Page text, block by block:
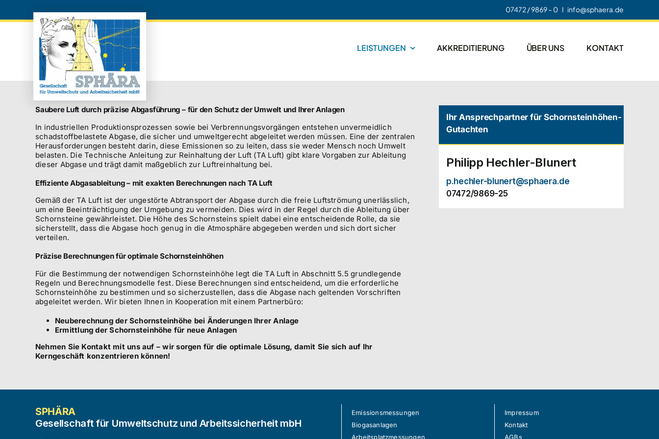
springen
07472 / 9869 – 0 I info@sphaera.de
LEISTUNGEN AKKREDITIERUNG ÜBER UNS KONTAKT
Saubere Luft durch präzise Abgasführung – für den Schutz der Umwelt und Ihrer Anlagen
In industriellen Produktionsprozessen sowie bei Verbrennungsvorgängen entstehen unvermeidlich
schadstoffbelastete Abgase, die sicher und umweltgerecht abgeleitet werden müssen. Eine der zentralen
Herausforderungen besteht darin, diese Emissionen so zu leiten, dass sie weder Mensch noch Umwelt
belasten. Die Technische Anleitung zur Reinhaltung der Luft (TA Luft) gibt klare Vorgaben zur Ableitung
dieser Abgase und trägt damit maßgeblich zur Luftreinhaltung bei.
Effiziente Abgasableitung – mit exakten Berechnungen nach TA Luft
Gemäß der TA Luft ist der ungestörte Abtransport der Abgase durch die freie Luftströmung unerlässlich,
um eine Beeinträchtigung der Umgebung zu vermeiden. Dies wird in der Regel durch die Ableitung über
Schornsteine gewährleistet. Die Höhe des Schornsteins spielt dabei eine entscheidende Rolle, da sie
sicherstellt, dass die Abgase hoch genug in die Atmosphäre abgegeben werden und sich dort sicher
verteilen.
Präzise Berechnungen für optimale Schornsteinhöhen
Für die Bestimmung der notwendigen Schornsteinhöhe legt die TA Luft in Abschnitt 5.5 grundlegende
Regeln und Berechnungsmodelle fest. Diese Berechnungen sind entscheidend, um die erforderliche
Schornsteinhöhe zu bestimmen und so sicherzustellen, dass die Abgase nach geltenden Vorschriften
abgeleitet werden. Wir bieten Ihnen in Kooperation mit einem Partnerbüro:
Neuberechnung der Schornsteinhöhe bei Änderungen Ihrer Anlage
Ermittlung der Schornsteinhöhe für neue Anlagen
Nehmen Sie Kontakt mit uns auf – wir sorgen für die optimale Lösung, damit Sie sich auf Ihr
Kerngeschäft konzentrieren können!
Ihr Ansprechpartner für Schornsteinhöhen-
Gutachten
Philipp Hechler-Blunert
p.hechler-blunert@sphaera.de
07472/9869-25
SPHÄRA
Gesellschaft für Umweltschutz und Arbeitssicherheit mbH
Emissionsmessungen
Biogasanlagen
Arbeitsplatzmessungen
Impressum
Kontakt
AGBs